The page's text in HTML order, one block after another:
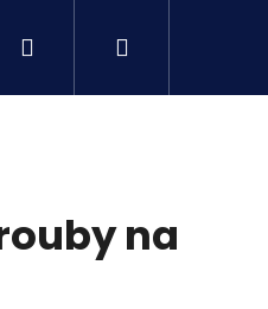
Přihlášení
na